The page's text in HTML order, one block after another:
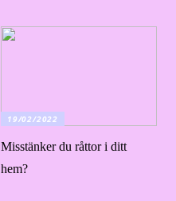
19/02/2022
Misstänker du råttor i ditt
hem?